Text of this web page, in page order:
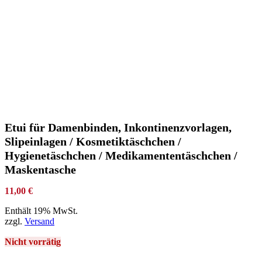
Etui für Damenbinden, Inkontinenzvorlagen,
Slipeinlagen / Kosmetiktäschchen /
Hygienetäschchen / Medikamententäschchen /
Maskentasche
11,00 €
Enthält 19% MwSt.
zzgl. Versand
Nicht vorrätig